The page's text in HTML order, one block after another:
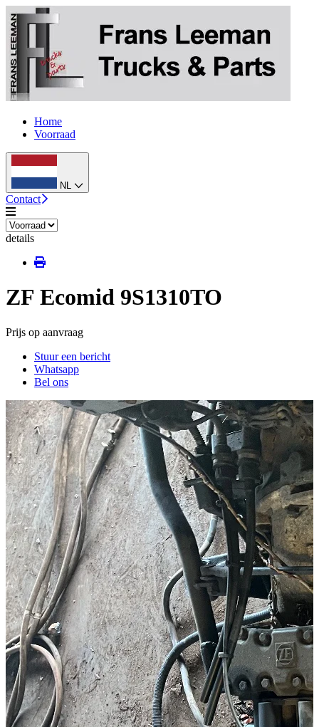
Home
Voorraad
NL
Contact
details
ZF Ecomid 9S1310TO
Prijs op aanvraag
Stuur een bericht
Whatsapp
Bel ons